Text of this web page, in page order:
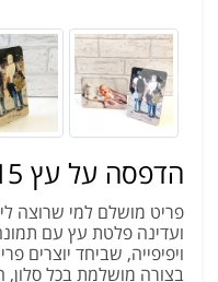
הדפסה על עץ 10/15
פריט מושלם למי שרוצה
ועדינה פלטת עץ עם
ויפיפייה, שביחד יוצרים
בצורה מושלמת בכל